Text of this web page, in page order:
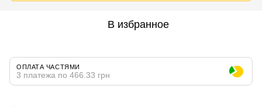
В избранное
ОПЛАТА ЧАСТЯМИ
3 платежа по 466.33 грн